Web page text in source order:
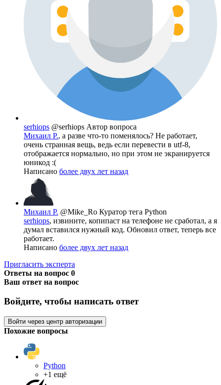
serhiops @serhiops Автор вопроса
Михаил Р., а разве что-то поменялось? Не работает,
очень странная вещь, ведь если перевести в utf-8,
отображается нормально, но при этом не экранируется
юникод :(
Написано более двух лет назад
Михаил Р. @Mike_Ro Куратор тега Python
serhiops, извините, копипаст на телефоне не сработал, а я
думал вставился нужный код. Обновил ответ, теперь все
работает.
Написано более двух лет назад
Пригласить эксперта
Ответы на вопрос 0
Ваш ответ на вопрос
Войдите, чтобы написать ответ
Войти через центр авторизации
Похожие вопросы
Python
+1 ещё